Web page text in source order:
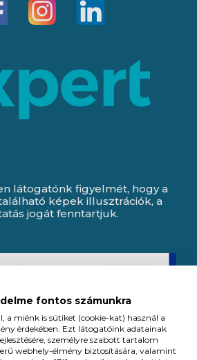
látogatónk figyelmét, hogy a
képek illusztrációk, a
jogát fenntartjuk.
fontos számunkra
a miénk is sütiket (cookie-kat) használ a
érdekében. Ezt látogatóink adatainak
személyre szabott tartalom
webhely-élmény biztosítására, valamint